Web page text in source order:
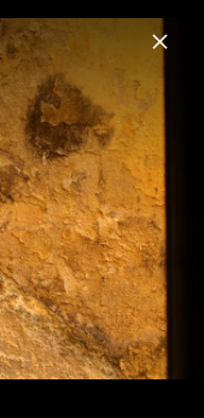
Menu
Fotos Biografie